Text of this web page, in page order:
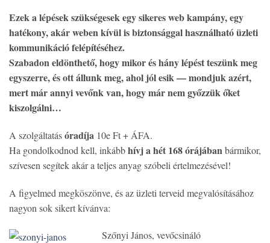
Ezek a lépések szükségesek egy sikeres web kampány, egy
hatékony, akár weben kívül is biztonsággal használható üzleti
kommunikáció felépítéséhez.
Szabadon eldönthető, hogy mikor és hány lépést teszünk meg
egyszerre, és ott állunk meg, ahol jól esik — mondjuk azért,
mert már annyi vevőnk van, hogy már nem győzzük őket
kiszolgálni…
A szolgáltatásóradíja 10e Ft + ÁFA.
Ha gondolkodnod kell, inkábbhívj a hét 168 órájábanbármikor,
szívesen segítek akár a teljes anyag szóbeli értelmezésével!
A figyelmed megköszönve, és az üzleti terveid megvalósításához
nagyon sok sikert kívánva:
Szőnyi János, vevőcsináló